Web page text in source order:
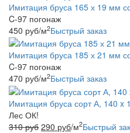
Имитация бруса 165 х 19 мм
C-97 погонаж
450 руб/м2Быстрый заказ
Имитация бруса 185 х 21 мм
C-97 погонаж
470 руб/м2Быстрый заказ
Имитация бруса сорт А, 140 x
Лес ОК!
310руб 290 руб/м2Быстрый